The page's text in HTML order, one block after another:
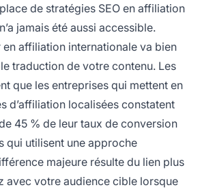
de stratégies SEO en affiliation
jamais été aussi accessible.
en affiliation internationale va bien
traduction de votre contenu. Les
que les entreprises qui mettent en
d’affiliation localisées constatent
45 % de leur taux de conversion
qui utilisent une approche
majeure résulte du lien plus
avec votre audience cible lorsque